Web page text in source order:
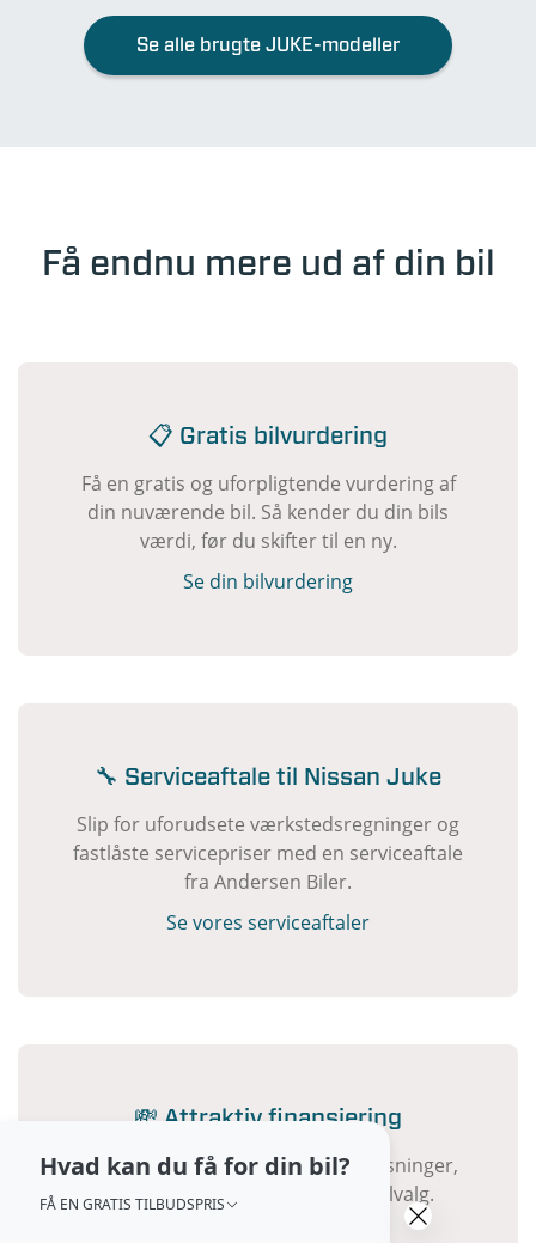
Se alle brugte JUKE-modeller
Få endnu mere ud af din bil
📋 Gratis bilvurdering
Få en gratis og uforpligtende vurdering af
din nuværende bil. Så kender du din bils
værdi, før du skifter til en ny.
Se din bilvurdering
🔧 Serviceaftale til Nissan Juke
Slip for uforudsete værkstedsregninger og
fastlåste servicepriser med en serviceaftale
fra Andersen Biler.
Se vores serviceaftaler
💸 Attraktiv finansiering
Vi tilbyder fleksible finansieringsløsninger,
der passer til din økonomi og bilvalg.
Hvad kan du få for din bil?
FÅ EN GRATIS TILBUDSPRIS